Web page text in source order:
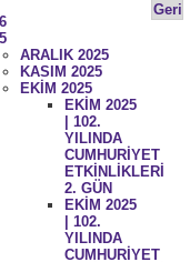
Geri
ARALIK 2025
KASIM 2025
EKİM 2025
EKİM 2025
| 102.
YILINDA
CUMHURİYET
ETKİNLİKLERİ
2. GÜN
EKİM 2025
| 102.
YILINDA
CUMHURİYET